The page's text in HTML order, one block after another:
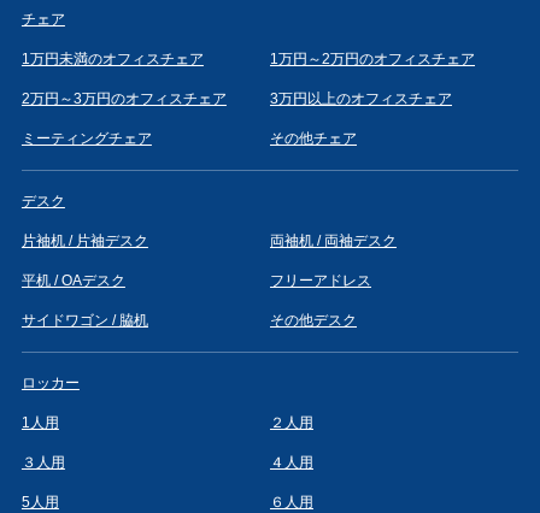
チェア
1万円未満のオフィスチェア 1万円～2万円のオフィスチェア
2万円～3万円のオフィスチェア 3万円以上のオフィスチェア
ミーティングチェア その他チェア
デスク
片袖机 / 片袖デスク 両袖机 / 両袖デスク
平机 / OAデスク フリーアドレス
サイドワゴン / 脇机 その他デスク
ロッカー
1人用 ２人用
３人用 ４人用
5人用 ６人用